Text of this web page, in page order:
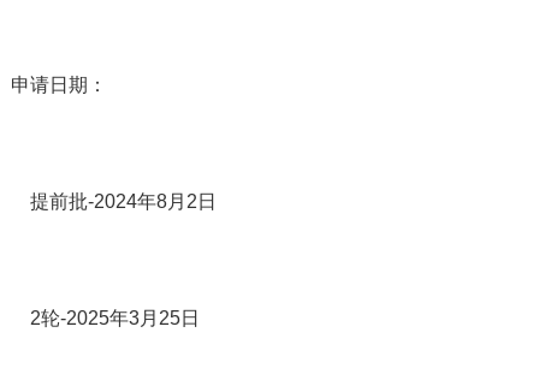
申请日期：
提前批-2024年8月2日
2轮-2025年3月25日